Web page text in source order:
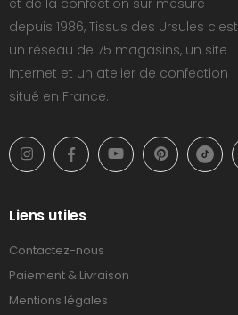
depuis 1986, Tissus des Ursules c'est
un réseau de 75 magasins, un site
Internet et un atelier de confection
situé en France.
Liens utiles
Contactez-nous
Paiement & Livraison
Mentions légales